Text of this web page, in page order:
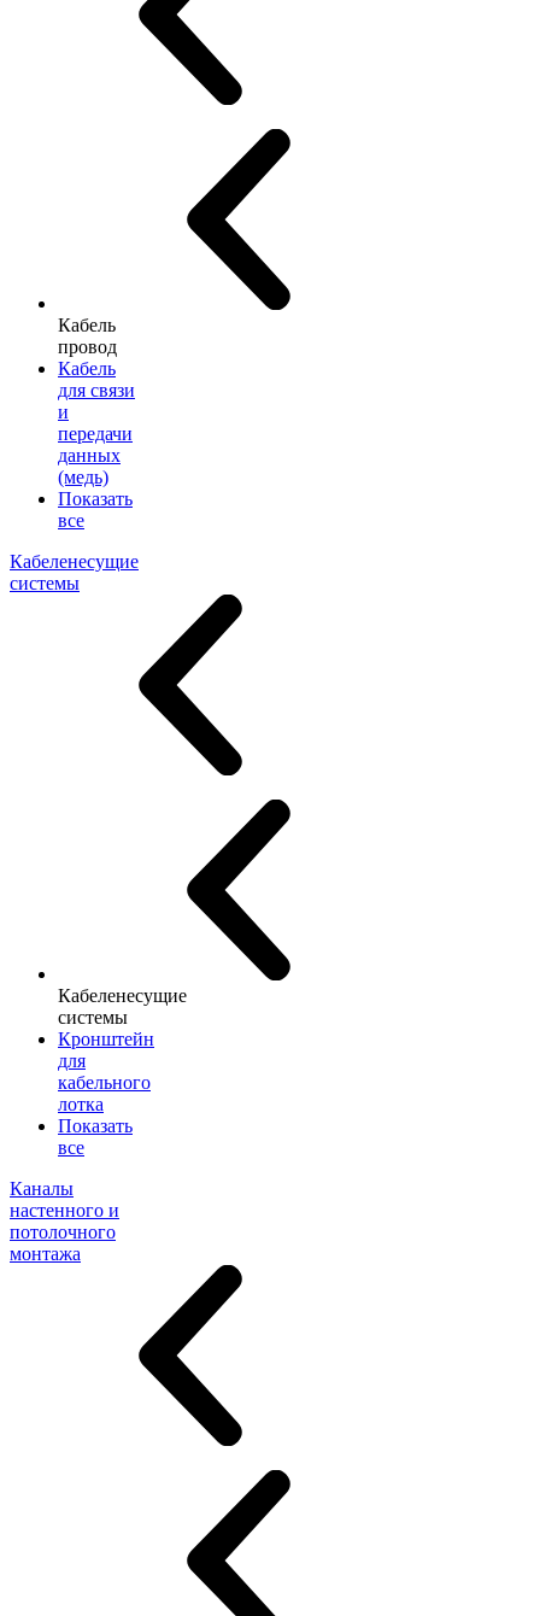
Кабель
провод
Кабель
для связи
и
передачи
данных
(медь)
Показать
все
Кабеленесущие
системы
Кабеленесущие
системы
Кронштейн
для
кабельного
лотка
Показать
все
Каналы
настенного и
потолочного
монтажа